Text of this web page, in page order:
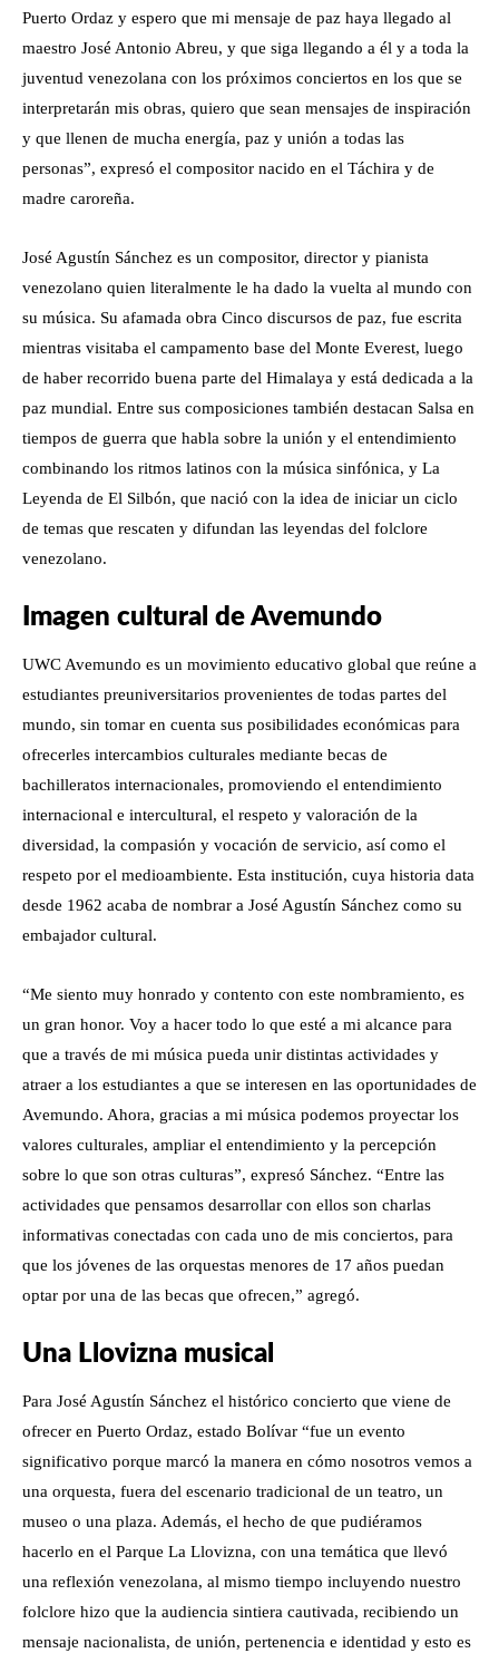
Puerto Ordaz y espero que mi mensaje de paz haya llegado al
maestro José Antonio Abreu, y que siga llegando a él y a toda la
juventud venezolana con los próximos conciertos en los que se
interpretarán mis obras, quiero que sean mensajes de inspiración
y que llenen de mucha energía, paz y unión a todas las
personas”, expresó el compositor nacido en el Táchira y de
madre caroreña.
José Agustín Sánchez es un compositor, director y pianista
venezolano quien literalmente le ha dado la vuelta al mundo con
su música. Su afamada obra Cinco discursos de paz, fue escrita
mientras visitaba el campamento base del Monte Everest, luego
de haber recorrido buena parte del Himalaya y está dedicada a la
paz mundial. Entre sus composiciones también destacan Salsa en
tiempos de guerra que habla sobre la unión y el entendimiento
combinando los ritmos latinos con la música sinfónica, y La
Leyenda de El Silbón, que nació con la idea de iniciar un ciclo
de temas que rescaten y difundan las leyendas del folclore
venezolano.
Imagen cultural de Avemundo
UWC Avemundo es un movimiento educativo global que reúne a
estudiantes preuniversitarios provenientes de todas partes del
mundo, sin tomar en cuenta sus posibilidades económicas para
ofrecerles intercambios culturales mediante becas de
bachilleratos internacionales, promoviendo el entendimiento
internacional e intercultural, el respeto y valoración de la
diversidad, la compasión y vocación de servicio, así como el
respeto por el medioambiente. Esta institución, cuya historia data
desde 1962 acaba de nombrar a José Agustín Sánchez como su
embajador cultural.
“Me siento muy honrado y contento con este nombramiento, es
un gran honor. Voy a hacer todo lo que esté a mi alcance para
que a través de mi música pueda unir distintas actividades y
atraer a los estudiantes a que se interesen en las oportunidades de
Avemundo. Ahora, gracias a mi música podemos proyectar los
valores culturales, ampliar el entendimiento y la percepción
sobre lo que son otras culturas”, expresó Sánchez. “Entre las
actividades que pensamos desarrollar con ellos son charlas
informativas conectadas con cada uno de mis conciertos, para
que los jóvenes de las orquestas menores de 17 años puedan
optar por una de las becas que ofrecen,” agregó.
Una Llovizna musical
Para José Agustín Sánchez el histórico concierto que viene de
ofrecer en Puerto Ordaz, estado Bolívar “fue un evento
significativo porque marcó la manera en cómo nosotros vemos a
una orquesta, fuera del escenario tradicional de un teatro, un
museo o una plaza. Además, el hecho de que pudiéramos
hacerlo en el Parque La Llovizna, con una temática que llevó
una reflexión venezolana, al mismo tiempo incluyendo nuestro
folclore hizo que la audiencia sintiera cautivada, recibiendo un
mensaje nacionalista, de unión, pertenencia e identidad y esto es